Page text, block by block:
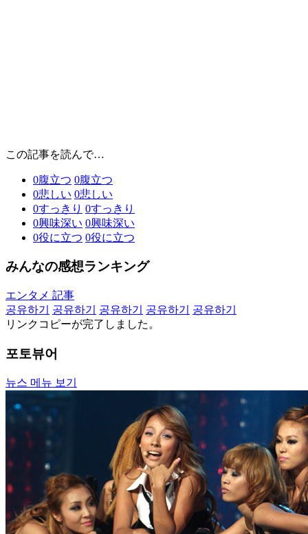
この記事を読んで…
0腹立つ 0腹立つ
0悲しい 0悲しい
0すっきり 0すっきり
0興味深い 0興味深い
0役に立つ 0役に立つ
みんなの感想ランキング
エンタメ 記事
공유하기
공유하기 공유하기 공유하기
공유하기
リンクコピーが完了しました。
포토뷰어
뉴스 메뉴 보기